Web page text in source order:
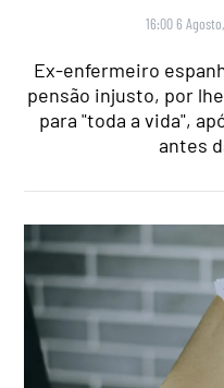
16:00 6
Ex-enfermeiro
pensão injusto, por
para "toda a vida",
antes